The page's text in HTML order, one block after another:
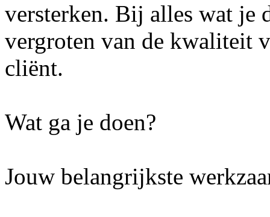
versterken. Bij alles wat je
vergroten van de kwaliteit
cliënt.
Wat ga je doen?
Jouw belangrijkste